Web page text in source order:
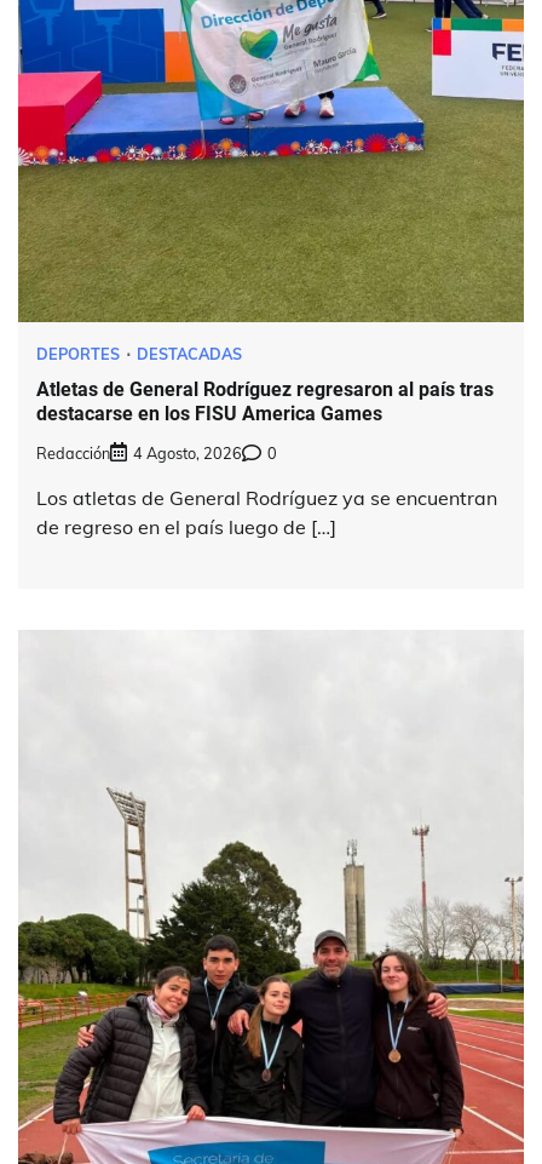
DEPORTES DESTACADAS
Atletas de General Rodríguez regresaron al país tras
destacarse en los FISU America Games
Redacción 4 Agosto, 2026 0
Los atletas de General Rodríguez ya se encuentran
de regreso en el país luego de […]